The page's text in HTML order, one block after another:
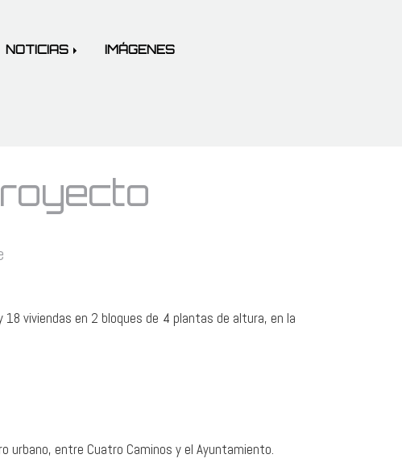
NOTICIAS
IMÁGENES
viviendas en 2 bloques de 4 plantas de altura, en la
urbano, entre Cuatro Caminos y el Ayuntamiento.